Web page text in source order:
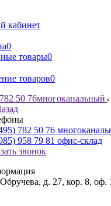
кабинет
0
товары0
товаров0
50 76многоканальный
782 50 76
958 79 81 офис-склад
звонок
д. 27, кор. 8, оф.